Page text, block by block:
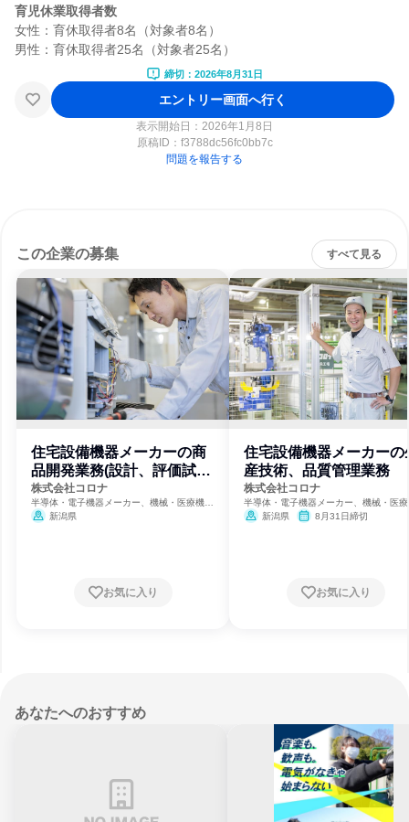
育児休業取得者数
女性：育休取得者8名（対象者8名）
締切：2026年8月31日
エントリー画面へ行く
表示開始日：2026年1月8日
原稿ID： f3788dc56fc0bb7c
問題を報告する
この企業の募集 すべて見る
住宅設備機器メーカーの商
品開発業務(設計、評価試験
等)
株式会社コロナ
半導体・電子機器メーカー、機械・医療機器
メーカー、鉄鋼・金属メーカー
新潟県
お気に入り
住宅設備機器メーカーの
産技術、品質管理業務
株式会社コロナ
半導体・電子機器メーカー、機械・医
メーカー、鉄鋼・金属メーカー
新潟県 8月31日締切
お気に入り
あなたへのおすすめ